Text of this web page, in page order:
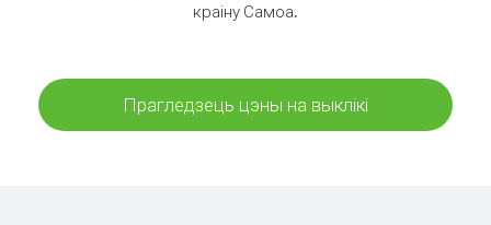
краіну Самоа.
Прагледзець цэны на выклікі